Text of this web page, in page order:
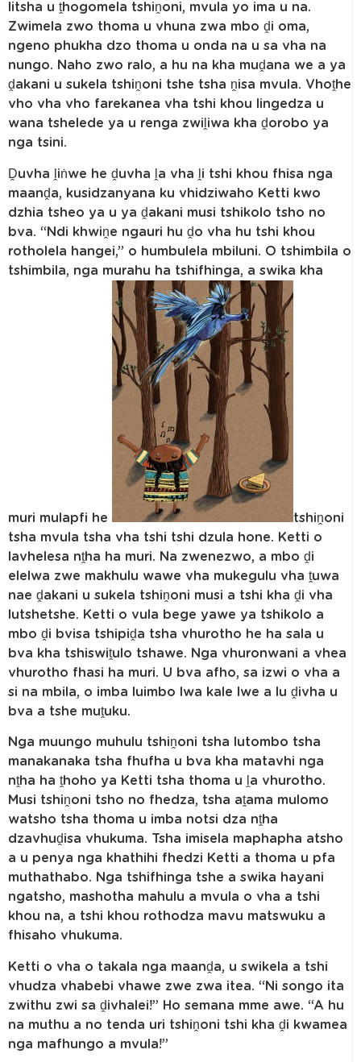
litsha u ṱhogomela tshiṋoni, mvula yo ima u na.
Zwimela zwo thoma u vhuna zwa mbo ḓi oma,
ngeno phukha dzo thoma u onda na u sa vha na
nungo. Naho zwo ralo, a hu na kha muḓana we a ya
ḓakani u sukela tshiṋoni tshe tsha ṋisa mvula. Vhoṱhe
vho vha vho farekanea vha tshi khou lingedza u
wana tshelede ya u renga zwiḽiwa kha ḓorobo ya
nga tsini.
Ḓuvha ḽiṅwe he ḓuvha ḽa vha ḽi tshi khou fhisa nga
maanḓa, kusidzanyana ku vhidziwaho Ketti kwo
dzhia tsheo ya u ya ḓakani musi tshikolo tsho no
bva. “Ndi khwiṋe ngauri hu ḓo vha hu tshi khou
rotholela hangei,” o humbulela mbiluni. O tshimbila o
tshimbila, nga murahu ha tshifhinga, a swika kha
muri mulapfi he
tshiṋoni
tsha mvula tsha vha tshi tshi dzula hone. Ketti o
lavhelesa nṱha ha muri. Na zwenezwo, a mbo ḓi
elelwa zwe makhulu wawe vha mukegulu vha ṱuwa
nae ḓakani u sukela tshiṋoni musi a tshi kha ḓi vha
lutshetshe. Ketti o vula bege yawe ya tshikolo a
mbo ḓi bvisa tshipiḓa tsha vhurotho he ha sala u
bva kha tshiswiṱulo tshawe. Nga vhuronwani a vhea
vhurotho fhasi ha muri. U bva afho, sa izwi o vha a
si na mbila, o imba luimbo lwa kale lwe a lu ḓivha u
bva a tshe muṱuku.
Nga muungo muhulu tshiṋoni tsha lutombo tsha
manakanaka tsha fhufha u bva kha matavhi nga
nṱha ha ṱhoho ya Ketti tsha thoma u ḽa vhurotho.
Musi tshiṋoni tsho no fhedza, tsha aṱama mulomo
watsho tsha thoma u imba notsi dza nṱha
dzavhuḓisa vhukuma. Tsha imisela maphapha atsho
a u penya nga khathihi fhedzi Ketti a thoma u pfa
muthathabo. Nga tshifhinga tshe a swika hayani
ngatsho, mashotha mahulu a mvula o vha a tshi
khou na, a tshi khou rothodza mavu matswuku a
fhisaho vhukuma.
Ketti o vha o takala nga maanḓa, u swikela a tshi
vhudza vhabebi vhawe zwe zwa itea. “Ni songo ita
zwithu zwi sa ḓivhalei!” Ho semana mme awe. “A hu
na muthu a no tenda uri tshiṋoni tshi kha ḓi kwamea
nga mafhungo a mvula!”